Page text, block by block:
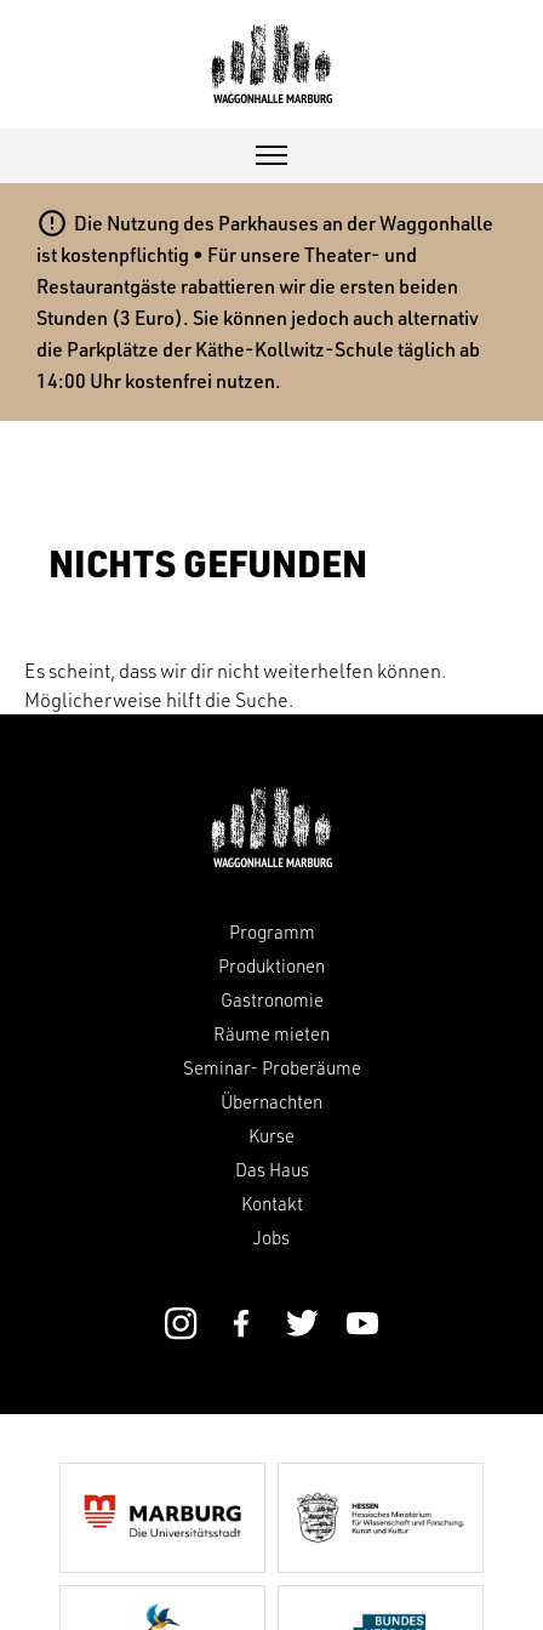
 Die Nutzung des Parkhauses an der Waggonhalle
ist kostenpflichtig • Für unsere Theater- und
Restaurantgäste rabattieren wir die ersten beiden
Stunden (3 Euro). Sie können jedoch auch alternativ
die Parkplätze der Käthe-Kollwitz-Schule täglich ab
14:00 Uhr kostenfrei nutzen.
NICHTS GEFUNDEN
Es scheint, dass wir dir nicht weiterhelfen können.
Möglicherweise hilft die Suche.
Programm
Produktionen
Gastronomie
Räume mieten
Seminar- Proberäume
Übernachten
Kurse
Das Haus
Kontakt
Jobs